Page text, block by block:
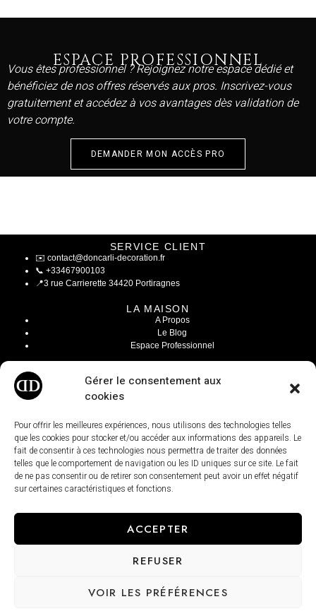
Gérer le consentement aux
cookies
Pour offrir les meilleures expériences, nous utilisons des technologies telles
que les cookies pour stocker et/ou accéder aux informations des appareils. Le
fait de consentir à ces technologies nous permettra de traiter des données
telles que le comportement de navigation ou les ID uniques sur ce site. Le fait
de ne pas consentir ou de retirer son consentement peut avoir un effet négatif
sur certaines caractéristiques et fonctions.
ACCEPTER
REFUSER
VOIR LES PRÉFÉRENCES
ESPACE PROFESSIONNEL
Vous êtes professionnel ? Rejoignez notre espace dédié et
bénéficiez de nos offres réservés aux pros. Inscrivez-vous
gratuitement et accédez à vos avantages dès validation de
votre compte.
DEMANDER MON ACCÈS PRO
SERVICE CLIENT
✉️ contact@doncarli-decoration.fr
📞 +33467900103
📍3 rue Carrierette 34420 Portiragnes
LA MAISON
A Propos
Le Blog
Espace Professionnel
Mentions Légales
Paiement sécurisé
Conditions générales de ventes